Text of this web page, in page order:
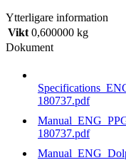
Ytterligare information
Vikt 0,600000 kg
Dokument
180737.pdf
180737.pdf